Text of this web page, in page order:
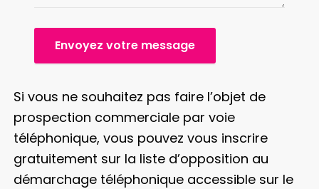
Envoyez votre message
Si vous ne souhaitez pas faire l’objet de
prospection commerciale par voie
téléphonique, vous pouvez vous inscrire
gratuitement sur la liste d’opposition au
démarchage téléphonique accessible sur le